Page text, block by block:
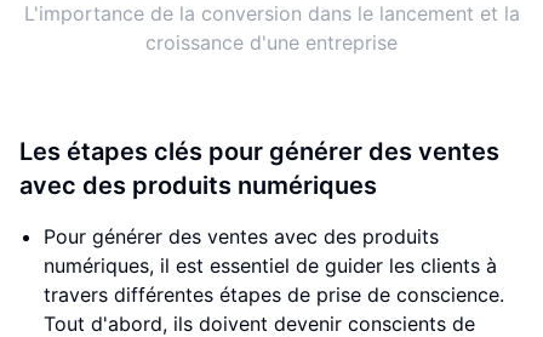
L'importance de la conversion dans le lancement et la
croissance d'une entreprise
Les étapes clés pour générer des ventes
avec des produits numériques
Pour générer des ventes avec des produits
numériques, il est essentiel de guider les clients à
travers différentes étapes de prise de conscience.
Tout d'abord, ils doivent devenir conscients de